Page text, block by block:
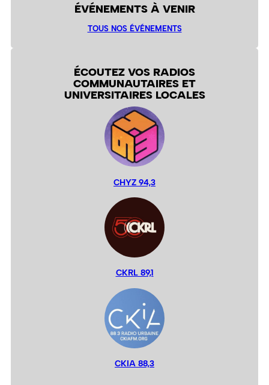
ÉVÉNEMENTS À VENIR
TOUS NOS ÉVÉNEMENTS
ÉCOUTEZ VOS RADIOS
COMMUNAUTAIRES ET
UNIVERSITAIRES LOCALES
CHYZ 94,3
CKRL 89,1
CKIA 88,3